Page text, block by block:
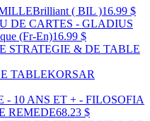
Brilliant ( BIL )16.99 $
(Fr-En)16.99 $
TABLEKORSAR
REMEDE68.23 $